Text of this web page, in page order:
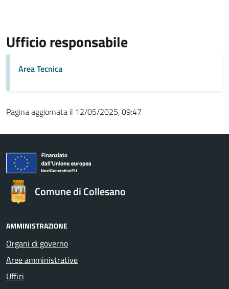
Ufficio responsabile
Area Tecnica
Pagina aggiornata il 12/05/2025, 09:47
Comune di Collesano
AMMINISTRAZIONE
Organi di governo
Aree amministrative
Uffici